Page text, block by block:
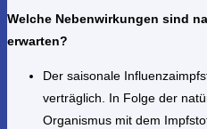
Welche Neben­wirkungen sind
erwarten?
Der saisonale
verträglich. In Folge der
Organismus mit dem